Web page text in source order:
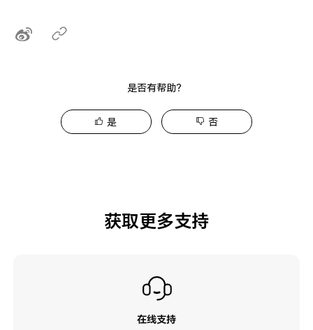
是否有帮助？
是 否
获取更多支持
在线支持